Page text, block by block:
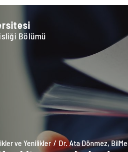
Bölümü
ve Yenilikler Dr. Ata Dönmez,